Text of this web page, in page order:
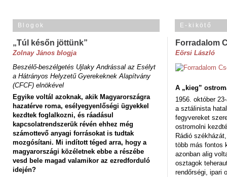
Blogok
„Túl későn jöttünk”
Zolnay János blogja
Beszélő-beszélgetés Ujlaky Andrással az Esélyt
a Hátrányos Helyzetű Gyerekeknek Alapítvány
(CFCF) elnökével
Egyike voltál azoknak, akik Magyarországra
hazatérve roma, esélyegyenlőségi ügyekkel
kezdtek foglalkozni, és ráadásul
kapcsolatrendszerük révén ehhez még
számottevő anyagi forrásokat is tudtak
mozgósítani. Mi indított téged arra, hogy a
magyarországi közéletnek ebbe a részébe
vesd bele magad valamikor az ezredforduló
idején?
E-kikötő
Forradalom
Eörsi László
A „kieg”
1956. október
a sztálinista
fegyvereket
ostromolni
Rádió
több más fontos
azonban alig
osztagok
rendőrségi, ipari